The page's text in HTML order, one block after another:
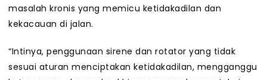
masalah kronis yang memicu ketidakadilan dan
kekacauan di jalan.
“Intinya, penggunaan sirene dan rotator yang tidak
sesuai aturan menciptakan ketidakadilan, mengganggu